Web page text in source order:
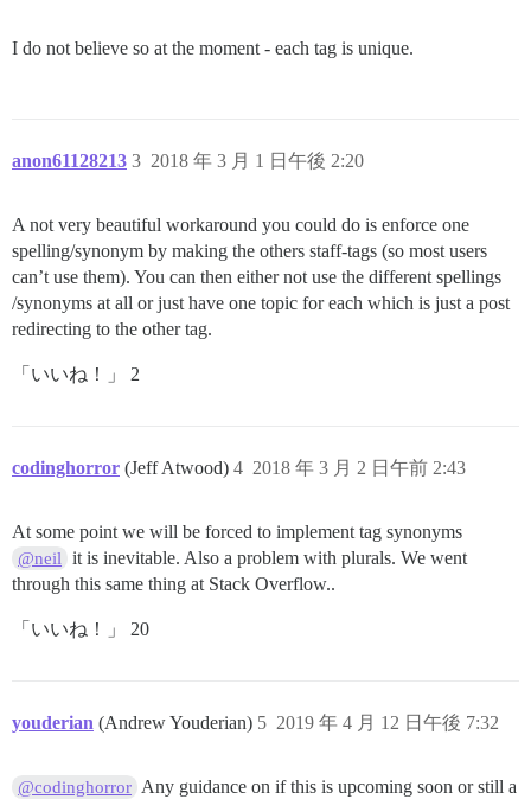
I do not believe so at the moment - each tag is unique.
anon61128213 2018 年 3 月 1 日午後 2:20
3
A not very beautiful workaround you could do is enforce one
spelling/synonym by making the others staff-tags (so most users
can’t use them). You can then either not use the different spellings
/synonyms at all or just have one topic for each which is just a post
redirecting to the other tag.
「いいね！」 2
codinghorror (Jeff Atwood) 2018 年 3 月 2 日午前 2:43
4
At some point we will be forced to implement tag synonyms
@neil it is inevitable. Also a problem with plurals. We went
through this same thing at Stack Overflow..
「いいね！」 20
youderian (Andrew Youderian) 2019 年 4 月 12 日午後 7:32
5
@codinghorror Any guidance on if this is upcoming soon or still a